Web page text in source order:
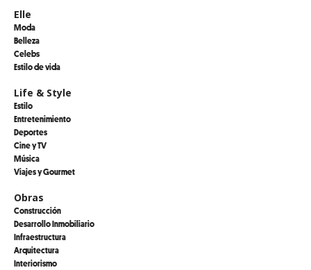
Elle
Moda
Belleza
Celebs
Estilo de vida
Life & Style
Estilo
Entretenimiento
Deportes
Cine y TV
Música
Viajes y Gourmet
Obras
Construcción
Desarrollo Inmobiliario
Infraestructura
Arquitectura
Interiorismo